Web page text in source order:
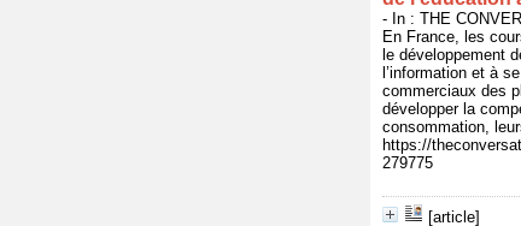
- In : THE
En France, les
le développement
l’information et à
commerciaux des
développer la
consommation,
https://
279775
[article]